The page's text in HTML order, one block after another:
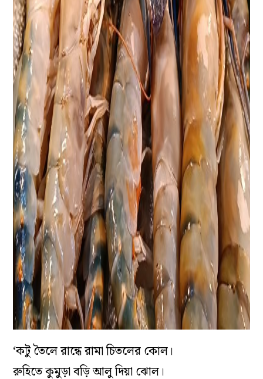
‘কটু তৈলে রান্ধে রামা চিতলের কোল।
রুহিতে কুমুড়া বড়ি আলু দিয়া ঝোল।